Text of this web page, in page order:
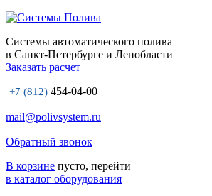
Системы автоматического полива
в Санкт-Петербурге и Ленобласти
Заказать расчет
+7 (812) 454-04-00
mail@polivsystem.ru
Обратный звонок
В корзине пусто, перейти
в каталог оборудования